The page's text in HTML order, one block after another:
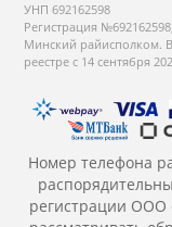
УНП 692162598
Регистрация
Минский райисполком.
реестре с 14 сентября
Номер телефона
регистрации ООО